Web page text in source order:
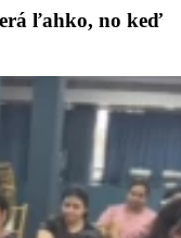
ľahko, no keď